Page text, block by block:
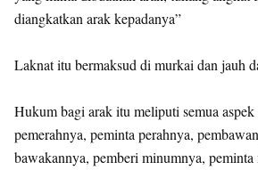
diangkatkan arak kepadanya”
Laknat itu bermaksud di murkai dan jauh
Hukum bagi arak itu meliputi semua
pemerahnya, peminta perahnya,
bawakannya, pemberi minumnya,